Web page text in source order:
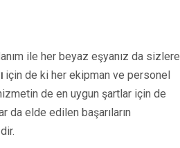
ile her beyaz eşyanız da sizlere
için de ki her ekipman ve personel
de en uygun şartlar için de
da elde edilen başarıların